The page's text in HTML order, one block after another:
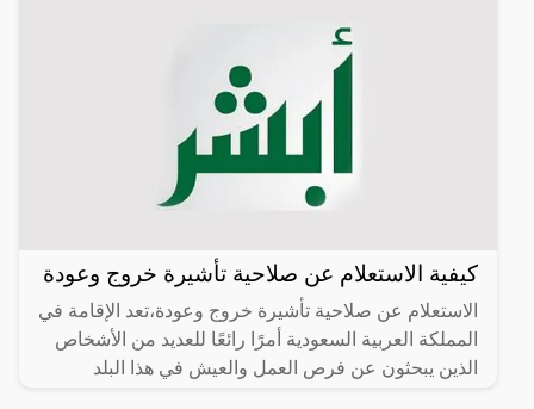
كيفية الاستعلام عن صلاحية تأشيرة خروج وعودة
الاستعلام عن صلاحية تأشيرة خروج وعودة،تعد الإقامة في
المملكة العربية السعودية أمرًا رائعًا للعديد من الأشخاص
الذين يبحثون عن فرص العمل والعيش في هذا البلد